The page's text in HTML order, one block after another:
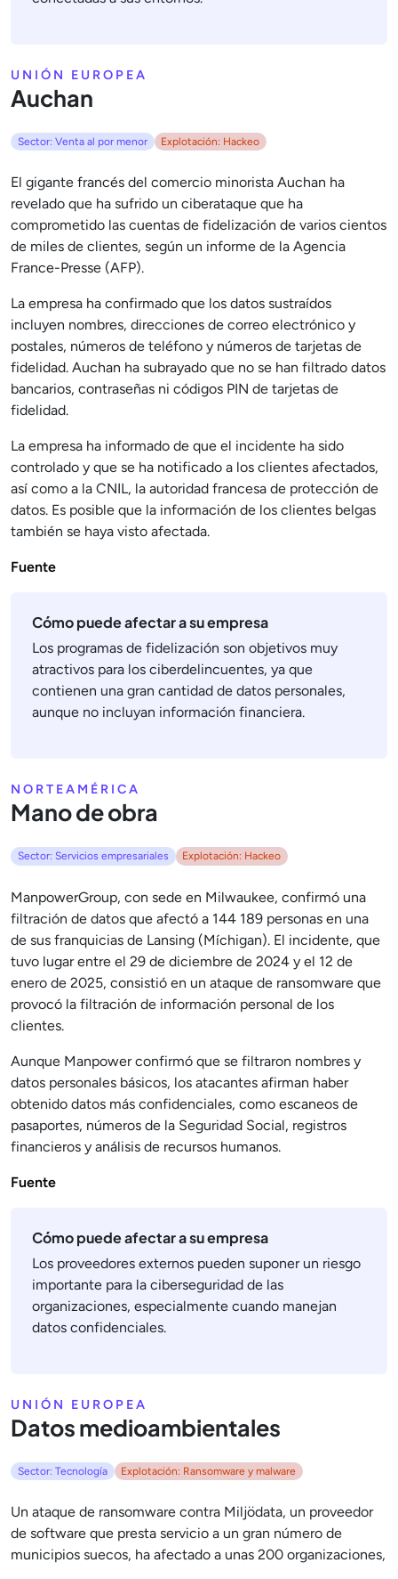
UNIÓN EUROPEA
Auchan
Sector: Venta al por menor Explotación: Hackeo
El gigante francés del comercio minorista Auchan ha
revelado que ha sufrido un ciberataque que ha
comprometido las cuentas de fidelización de varios cientos
de miles de clientes, según un informe de la Agencia
France-Presse (AFP).
La empresa ha confirmado que los datos sustraídos
incluyen nombres, direcciones de correo electrónico y
postales, números de teléfono y números de tarjetas de
fidelidad. Auchan ha subrayado que no se han filtrado datos
bancarios, contraseñas ni códigos PIN de tarjetas de
fidelidad.
La empresa ha informado de que el incidente ha sido
controlado y que se ha notificado a los clientes afectados,
así como a la CNIL, la autoridad francesa de protección de
datos. Es posible que la información de los clientes belgas
también se haya visto afectada.
Fuente
Cómo puede afectar a su empresa
Los programas de fidelización son objetivos muy
atractivos para los ciberdelincuentes, ya que
contienen una gran cantidad de datos personales,
aunque no incluyan información financiera.
NORTEAMÉRICA
Mano de obra
Sector: Servicios empresariales Explotación: Hackeo
ManpowerGroup, con sede en Milwaukee, confirmó una
filtración de datos que afectó a 144 189 personas en una
de sus franquicias de Lansing (Míchigan). El incidente, que
tuvo lugar entre el 29 de diciembre de 2024 y el 12 de
enero de 2025, consistió en un ataque de ransomware que
provocó la filtración de información personal de los
clientes.
Aunque Manpower confirmó que se filtraron nombres y
datos personales básicos, los atacantes afirman haber
obtenido datos más confidenciales, como escaneos de
pasaportes, números de la Seguridad Social, registros
financieros y análisis de recursos humanos.
Fuente
Cómo puede afectar a su empresa
Los proveedores externos pueden suponer un riesgo
importante para la ciberseguridad de las
organizaciones, especialmente cuando manejan
datos confidenciales.
UNIÓN EUROPEA
Datos medioambientales
Sector: Tecnología Explotación: Ransomware y malware
Un ataque de ransomware contra Miljödata, un proveedor
de software que presta servicio a un gran número de
municipios suecos, ha afectado a unas 200 organizaciones,